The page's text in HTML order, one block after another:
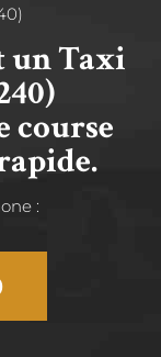
un Taxi
course
: